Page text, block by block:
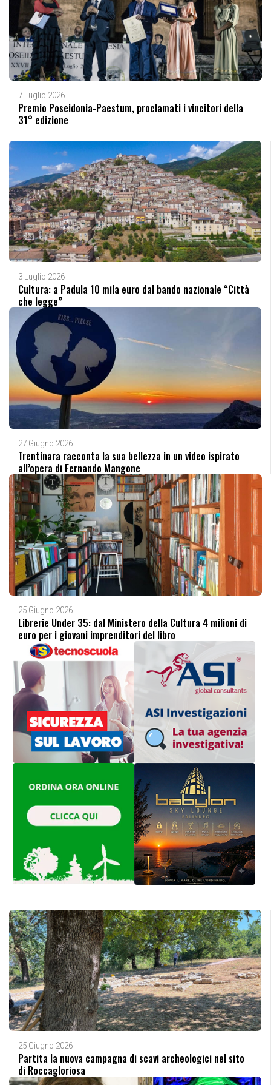
7 Luglio 2026
Premio Poseidonia-Paestum, proclamati i vincitori della
31° edizione
3 Luglio 2026
Cultura: a Padula 10 mila euro dal bando nazionale “Città
che legge”
27 Giugno 2026
Trentinara racconta la sua bellezza in un video ispirato
all’opera di Fernando Mangone
25 Giugno 2026
Librerie Under 35: dal Ministero della Cultura 4 milioni di
euro per i giovani imprenditori del libro
25 Giugno 2026
Partita la nuova campagna di scavi archeologici nel sito
di Roccagloriosa